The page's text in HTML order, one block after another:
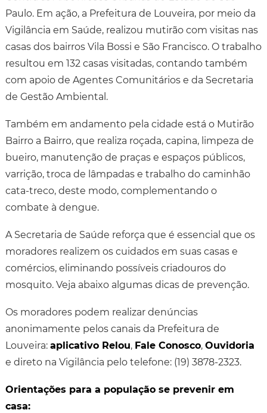
Paulo. Em ação, a Prefeitura de Louveira, por meio da
Vigilância em Saúde, realizou mutirão com visitas nas
casas dos bairros Vila Bossi e São Francisco. O trabalho
resultou em 132 casas visitadas, contando também
com apoio de Agentes Comunitários e da Secretaria
de Gestão Ambiental.
Também em andamento pela cidade está o Mutirão
Bairro a Bairro, que realiza roçada, capina, limpeza de
bueiro, manutenção de praças e espaços públicos,
varrição, troca de lâmpadas e trabalho do caminhão
cata-treco, deste modo, complementando o
combate à dengue.
A Secretaria de Saúde reforça que é essencial que os
moradores realizem os cuidados em suas casas e
comércios, eliminando possíveis criadouros do
mosquito. Veja abaixo algumas dicas de prevenção.
Os moradores podem realizar denúncias
anonimamente pelos canais da Prefeitura de
Louveira: aplicativo Relou, Fale Conosco, Ouvidoria
e direto na Vigilância pelo telefone: (19) 3878-2323.
Orientações para a população se prevenir em
casa: